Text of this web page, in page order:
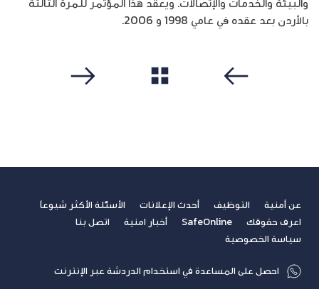
بالأردن بعد عقده في عامي 1998 و 2006.
عن أمنية التوظيف أحدث الإعلانات
الأسئلة الأكثر شيوعاً
اعرف حقوقك
SafeOnline أخبار امنية
اتصل بنا
سياسة الخصوصية
احصل على المساعدة في استخدام الدردشة عبر الإنترنت